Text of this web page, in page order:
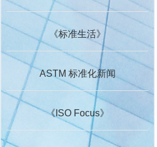
《标准生活》
ASTM 标准化新闻
《ISO Focus》